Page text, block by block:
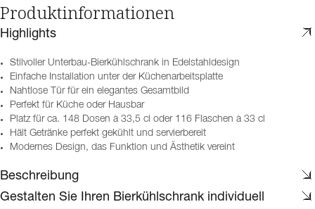
Produktinformationen
Highlights
Stilvoller Unterbau-Bierkühlschrank in Edelstahldesign
Einfache Installation unter der Küchenarbeitsplatte
Nahtlose Tür für ein elegantes Gesamtbild
Perfekt für Küche oder Hausbar
Platz für ca. 148 Dosen à 33,5 cl oder 116 Flaschen à 33 cl
Hält Getränke perfekt gekühlt und servierbereit
Modernes Design, das Funktion und Ästhetik vereint
Beschreibung
Gestalten Sie Ihren Bierkühlschrank individuell